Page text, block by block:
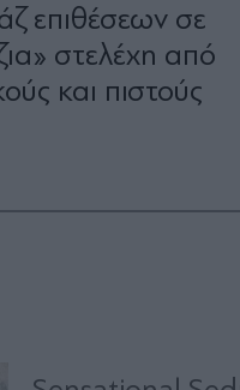
επιθέσεων σε
στελέχη από
και πιστούς